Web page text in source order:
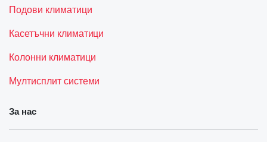
Подови климатици
Касетъчни климатици
Колонни климатици
Мултисплит системи
За нас